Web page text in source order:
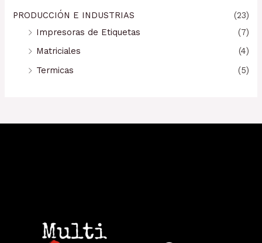
PRODUCCIÓN E INDUSTRIAS
(23)
Impresoras de Etiquetas
(7)
Matriciales
(4)
Termicas
(5)